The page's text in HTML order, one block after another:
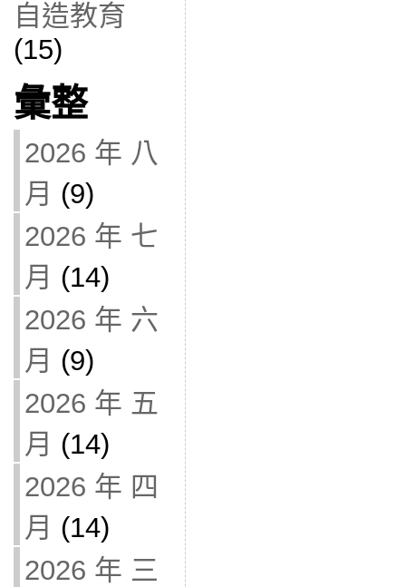
自造教育
(15)
彙整
2026 年 八
月 (9)
2026 年 七
月 (14)
2026 年 六
月 (9)
2026 年 五
月 (14)
2026 年 四
月 (14)
2026 年 三